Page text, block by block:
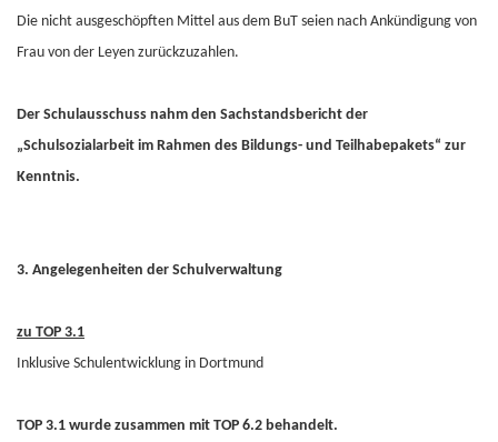
Die nicht ausgeschöpften Mittel aus dem BuT seien nach Ankündigung von
Frau von der Leyen zurückzuzahlen.
Der Schulausschuss nahm den Sachstandsbericht der
„Schulsozialarbeit im Rahmen des Bildungs- und Teilhabepakets“ zur
Kenntnis.
3. Angelegenheiten der Schulverwaltung
zu TOP 3.1
Inklusive Schulentwicklung in Dortmund
TOP 3.1 wurde zusammen mit TOP 6.2 behandelt.